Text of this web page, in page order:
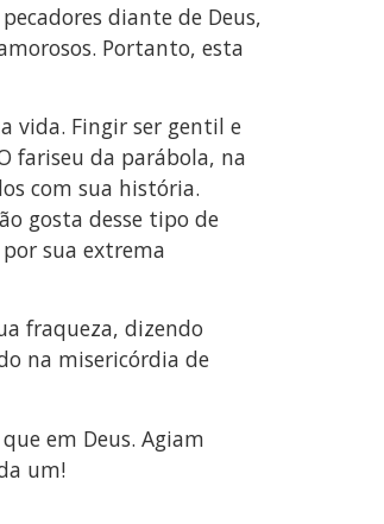
diante de Deus,
Portanto, esta
vida. Fingir ser gentil e
fariseu da parábola, na
com sua história.
gosta desse tipo de
sua extrema
fraqueza, dizendo
na misericórdia de
em Deus. Agiam
um!